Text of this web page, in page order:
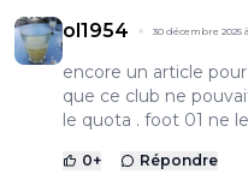
ol1954 30 décembre 2025
encore un article
que ce club ne
le quota . foot 01 ne
0+ Répondre